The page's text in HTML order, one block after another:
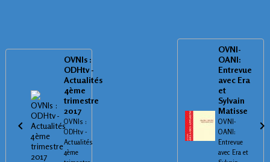
OVNIs :
ODHtv -
Actualités
4ème
trimestre
2017
OVNIs :
ODHtv -
Actualités
4ème
OVNI-
OANI:
Entrevue
avec Era
et
Sylvain
Matisse
OVNI-
OANI:
Entrevue
avec Era et